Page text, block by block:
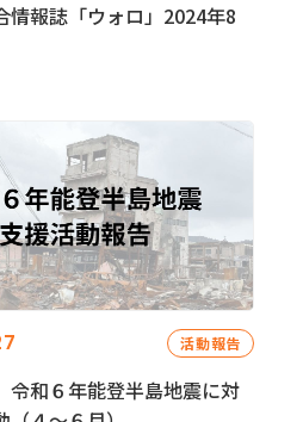
情報誌「ウォロ」2024年8
活動報告
令和６年能登半島地震に対